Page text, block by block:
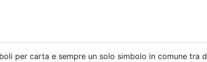
per carta e sempre un solo simbolo in comune tra